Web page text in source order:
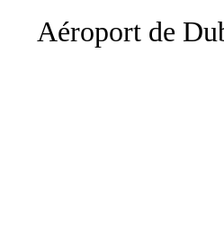
Aéroport de